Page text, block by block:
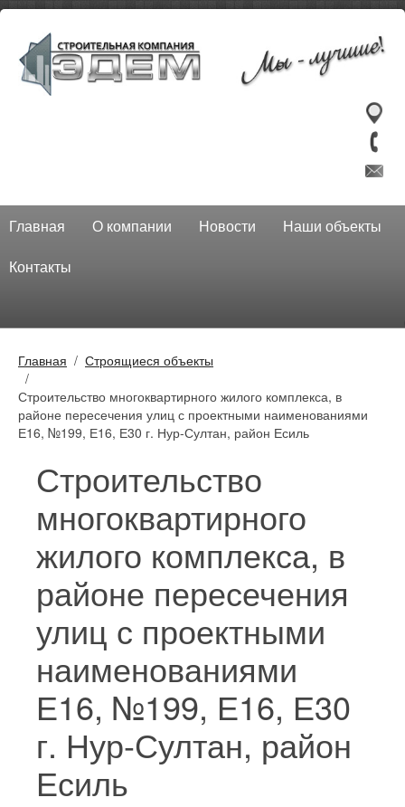
Главная О компании Новости
Наши объекты
Контакты
Главная
Строящиеся объекты
Строительство многоквартирного жилого комплекса, в
районе пересечения улиц с проектными наименованиями
Е16, №199, Е16, Е30 г. Нур-Султан, район Есиль
Строительство
многоквартирного
жилого комплекса, в
районе пересечения
улиц с проектными
наименованиями
Е16, №199, Е16, Е30
г. Нур-Султан, район
Есиль